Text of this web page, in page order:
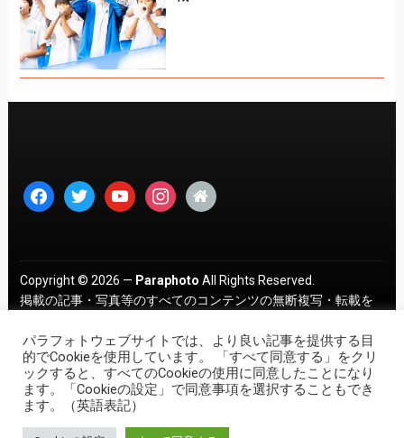
facebooktwitter youtubeinstagram
home
Copyright © 2026 — Paraphoto All Rights Reserved.
掲載の記事・写真等のすべてのコンテンツの無断複写・転載を
パラフォトウェブサイトでは、より良い記事を提供する目
的でCookieを使用しています。 「すべて同意する」をクリ
ックすると、すべてのCookieの使用に同意したことになり
ます。「Cookieの設定」で同意事項を選択することもでき
ます。（英語表記）